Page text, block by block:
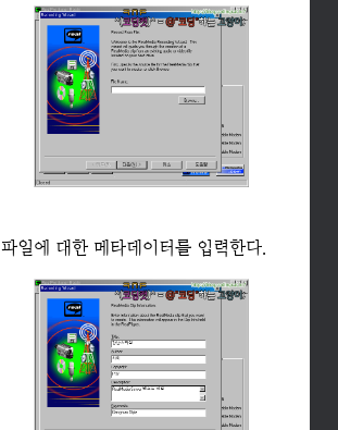
파일에 대한 메타데이터를 입력한다.